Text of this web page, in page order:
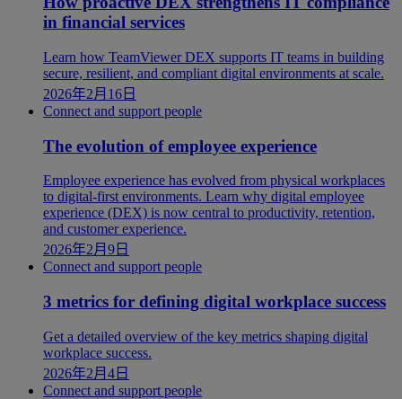
in financial services
Learn how TeamViewer DEX supports IT teams in building
secure, resilient, and compliant digital environments at scale.
2026年2月16日
Connect and support people
The evolution of employee experience
Employee experience has evolved from physical workplaces
to digital-first environments. Learn why digital employee
experience (DEX) is now central to productivity, retention,
and customer experience.
2026年2月9日
Connect and support people
3 metrics for defining digital workplace success
Get a detailed overview of the key metrics shaping digital
workplace success.
2026年2月4日
Connect and support people